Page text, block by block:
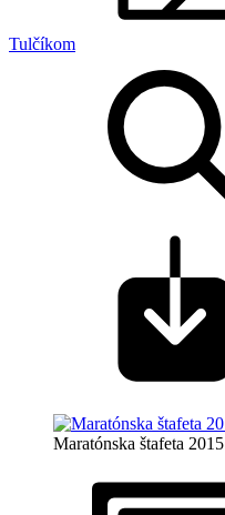
Tulčíkom
Maratónska štafeta 2015